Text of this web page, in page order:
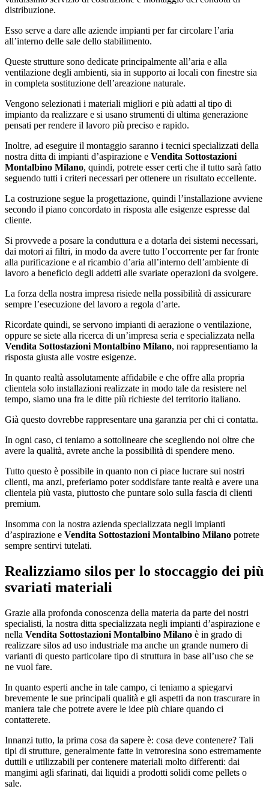
distribuzione.
Esso serve a dare alle aziende impianti per far circolare l’aria
all’interno delle sale dello stabilimento.
Queste strutture sono dedicate principalmente all’aria e alla
ventilazione degli ambienti, sia in supporto ai locali con finestre sia
in completa sostituzione dell’areazione naturale.
Vengono selezionati i materiali migliori e più adatti al tipo di
impianto da realizzare e si usano strumenti di ultima generazione
pensati per rendere il lavoro più preciso e rapido.
Inoltre, ad eseguire il montaggio saranno i tecnici specializzati della
nostra ditta di impianti d’aspirazione e Vendita Sottostazioni
Montalbino Milano, quindi, potrete esser certi che il tutto sarà fatto
seguendo tutti i criteri necessari per ottenere un risultato eccellente.
La costruzione segue la progettazione, quindi l’installazione avviene
secondo il piano concordato in risposta alle esigenze espresse dal
cliente.
Si provvede a posare la conduttura e a dotarla dei sistemi necessari,
dai motori ai filtri, in modo da avere tutto l’occorrente per far fronte
alla purificazione e al ricambio d’aria all’interno dell’ambiente di
lavoro a beneficio degli addetti alle svariate operazioni da svolgere.
La forza della nostra impresa risiede nella possibilità di assicurare
sempre l’esecuzione del lavoro a regola d’arte.
Ricordate quindi, se servono impianti di aerazione o ventilazione,
oppure se siete alla ricerca di un’impresa seria e specializzata nella
Vendita Sottostazioni Montalbino Milano, noi rappresentiamo la
risposta giusta alle vostre esigenze.
In quanto realtà assolutamente affidabile e che offre alla propria
clientela solo installazioni realizzate in modo tale da resistere nel
tempo, siamo una fra le ditte più richieste del territorio italiano.
Già questo dovrebbe rappresentare una garanzia per chi ci contatta.
In ogni caso, ci teniamo a sottolineare che scegliendo noi oltre che
avere la qualità, avrete anche la possibilità di spendere meno.
Tutto questo è possibile in quanto non ci piace lucrare sui nostri
clienti, ma anzi, preferiamo poter soddisfare tante realtà e avere una
clientela più vasta, piuttosto che puntare solo sulla fascia di clienti
premium.
Insomma con la nostra azienda specializzata negli impianti
d’aspirazione e Vendita Sottostazioni Montalbino Milano potrete
sempre sentirvi tutelati.
Realizziamo silos per lo stoccaggio dei più
svariati materiali
Grazie alla profonda conoscenza della materia da parte dei nostri
specialisti, la nostra ditta specializzata negli impianti d’aspirazione e
nella Vendita Sottostazioni Montalbino Milano è in grado di
realizzare silos ad uso industriale ma anche un grande numero di
varianti di questo particolare tipo di struttura in base all’uso che se
ne vuol fare.
In quanto esperti anche in tale campo, ci teniamo a spiegarvi
brevemente le sue principali qualità e gli aspetti da non trascurare in
maniera tale che potrete avere le idee più chiare quando ci
contatterete.
Innanzi tutto, la prima cosa da sapere è: cosa deve contenere? Tali
tipi di strutture, generalmente fatte in vetroresina sono estremamente
duttili e utilizzabili per contenere materiali molto differenti: dai
mangimi agli sfarinati, dai liquidi a prodotti solidi come pellets o
sale.